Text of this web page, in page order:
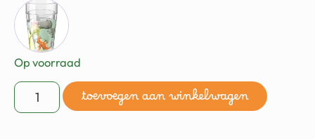
Op voorraad
toevoegen aan winkelwagen